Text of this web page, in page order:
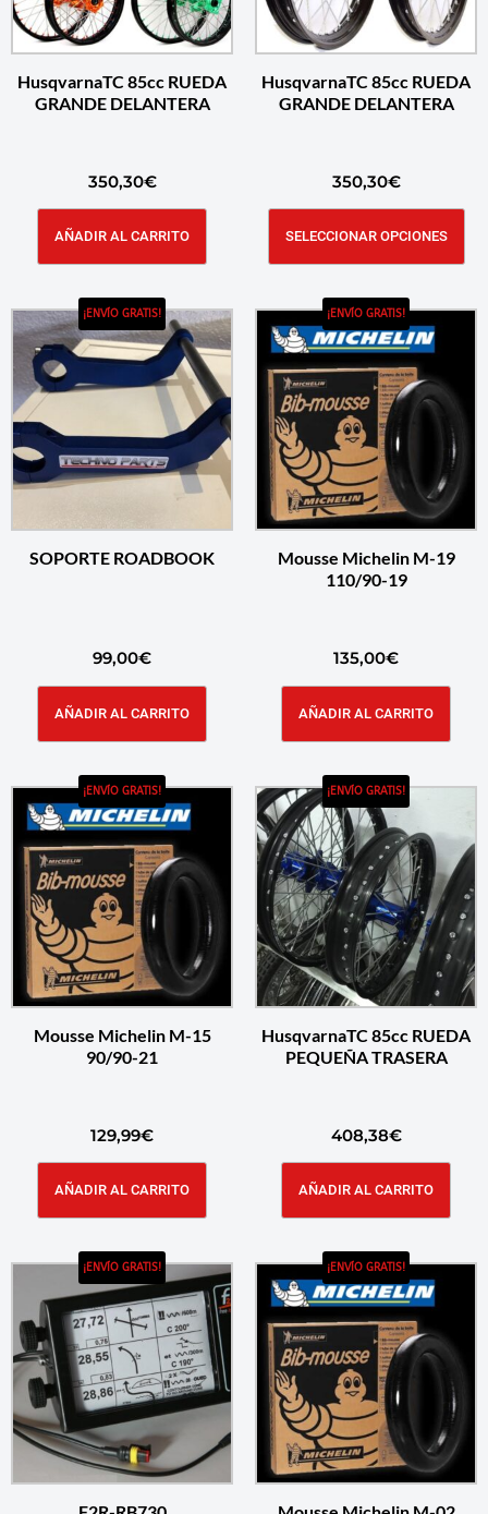
HusqvarnaTC 85cc RUEDA
GRANDE DELANTERA
350,30€
AÑADIR AL CARRITO
HusqvarnaTC 85cc RUEDA
GRANDE DELANTERA
350,30€
SELECCIONAR OPCIONES
¡ENVÍO GRATIS!
SOPORTE ROADBOOK
99,00€
AÑADIR AL CARRITO
¡ENVÍO GRATIS!
Mousse Michelin M-19
110/90-19
135,00€
AÑADIR AL CARRITO
¡ENVÍO GRATIS!
Mousse Michelin M-15
90/90-21
129,99€
AÑADIR AL CARRITO
¡ENVÍO GRATIS!
HusqvarnaTC 85cc RUEDA
PEQUEÑA TRASERA
408,38€
AÑADIR AL CARRITO
¡ENVÍO GRATIS! ¡ENVÍO GRATIS!